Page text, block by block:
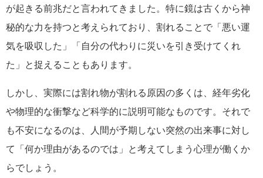
が起きる前兆だと言われてきました。特に鏡は古くから神
秘的な力を持つと考えられており、割れることで「悪い運
気を吸収した」「自分の代わりに災いを引き受けてくれ
た」と捉えることもあります。
しかし、実際には割れ物が割れる原因の多くは、経年劣化
や物理的な衝撃など科学的に説明可能なものです。それで
も不安になるのは、人間が予期しない突然の出来事に対し
て「何か理由があるのでは」と考えてしまう心理が働くか
らでしょう。